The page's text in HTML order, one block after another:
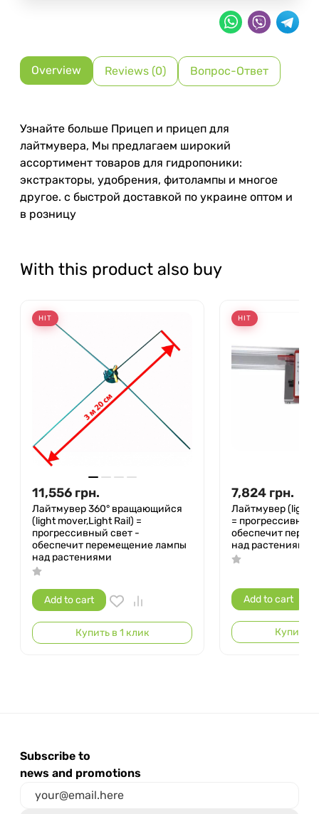
Overview Reviews (0) Вопрос-Ответ
Узнайте больше Прицеп и прицеп для
лайтмувера, Мы предлагаем широкий
ассортимент товаров для гидропоники:
экстракторы, удобрения, фитолампы и многое
другое. с быстрой доставкой по украине оптом и
в розницу
With this product also buy
HIT
11,556 грн.
Лайтмувер 360° вращающийся
(light mover,Light Rail) =
прогрессивный свет -
обеспечит перемещение лампы
над растениями
Add to cart
Купить в 1 клик
HIT
7,824 грн.
Лайтмувер (light
= прогрессивный
обеспечит
над растениями
Add to cart
Купить в
Subscribe to
news and promotions